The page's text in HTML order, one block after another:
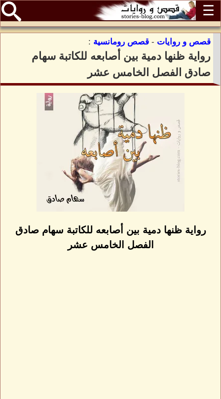
☰
قصص و روايات - قصص رومانسية :
رواية ظنها دمية بين أصابعه للكاتبة سهام
صادق الفصل الخامس عشر
رواية ظنها دمية بين أصابعه للكاتبة سهام صادق
الفصل الخامس عشر